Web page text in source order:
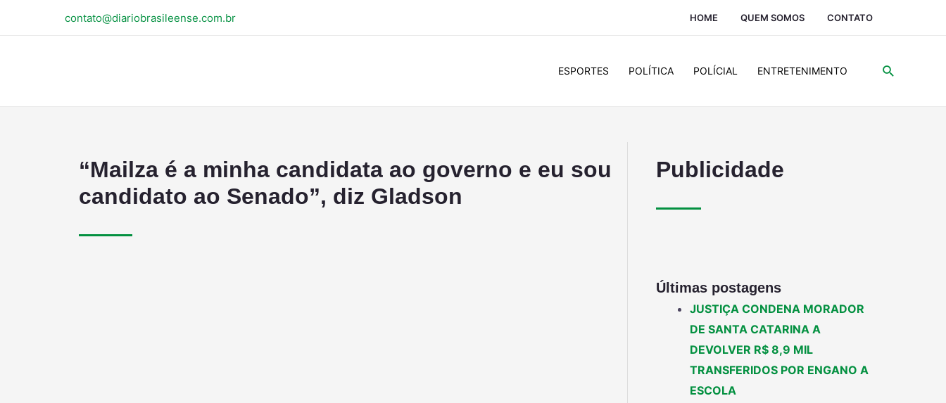
contato@diariobrasileense.com.br HOME QUEM SOMOS CONTATO
ESPORTES POLÍTICA POLÍCIAL ENTRETENIMENTO
“Mailza é a minha candidata ao governo e eu sou
candidato ao Senado”, diz Gladson
Publicidade
Últimas postagens
JUSTIÇA CONDENA MORADOR
DE SANTA CATARINA A
DEVOLVER R$ 8,9 MIL
TRANSFERIDOS POR ENGANO A
ESCOLA